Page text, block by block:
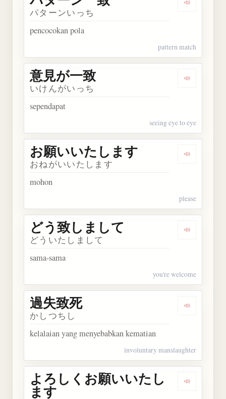
Dengarkan
パターンいっち
pencocokan pola
pattern match
Dengarkan
意見が一致
いけんがいっち
sependapat
seeing eye to eye
Dengarkan
お願いいたします
おねがいいたします
mohon
please
Dengarkan
どう致しまして
どういたしまして
sama-sama
you're welcome
Dengarkan
過失致死
かしつちし
kelalaian yang menyebabkan kematian
involuntary manslaughter
よろしくお願いいたし
ます